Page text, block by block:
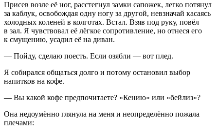
Присев возле её ног, расстегнул замки сапожек, легко потянул
за каблук, освобождая одну ногу за другой, невзначай касаясь
холодных коленей в колготах. Встал. Взяв под руку, повёл
в зал. Я чувствовал её лёгкое сопротивление, но отнеся его
к смущению, усадил её на диван.
— Пойду, сделаю поесть. Если озябли — вот плед.
Я собирался общаться долго и потому остановил выбор
напитков на кофе.
— Вы какой кофе предпочитаете? «Кению» или «бейлиз»?
Она недоумённо глянула на меня и неопределённо пожала
плечами: